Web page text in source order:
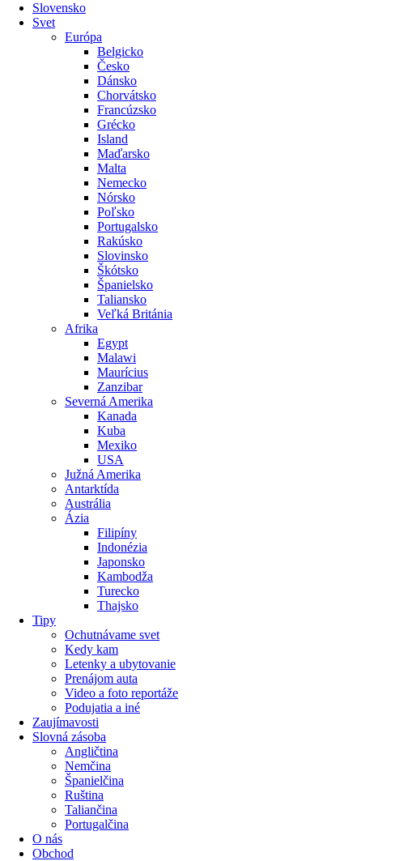
Slovensko
Svet
Európa
Belgicko
Česko
Dánsko
Chorvátsko
Francúzsko
Grécko
Island
Maďarsko
Malta
Nemecko
Nórsko
Poľsko
Portugalsko
Rakúsko
Slovinsko
Škótsko
Španielsko
Taliansko
Veľká Británia
Afrika
Egypt
Malawi
Maurícius
Zanzibar
Severná Amerika
Kanada
Kuba
Mexiko
USA
Južná Amerika
Antarktída
Austrália
Ázia
Filipíny
Indonézia
Japonsko
Kambodža
Turecko
Thajsko
Tipy
Ochutnávame svet
Kedy kam
Letenky a ubytovanie
Prenájom auta
Video a foto reportáže
Podujatia a iné
Zaujímavosti
Slovná zásoba
Angličtina
Nemčina
Španielčina
Ruština
Taliančina
Portugalčina
O nás
Obchod